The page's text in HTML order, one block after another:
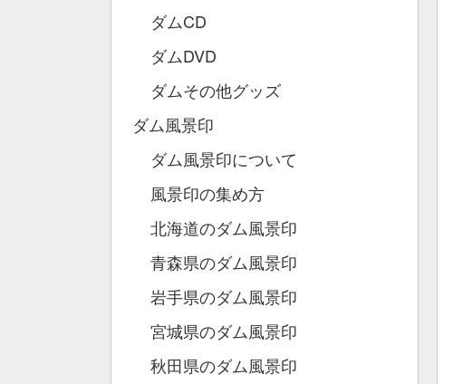
ダムCD
ダムDVD
ダムその他グッズ
ダム風景印
ダム風景印について
風景印の集め方
北海道のダム風景印
青森県のダム風景印
岩手県のダム風景印
宮城県のダム風景印
秋田県のダム風景印